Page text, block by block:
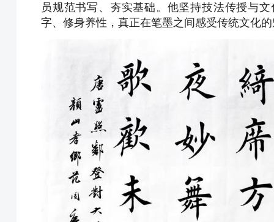
员规范书写、夯实基础。他坚持技法传授与
字、修身养性，真正在笔墨之间感受传统文化